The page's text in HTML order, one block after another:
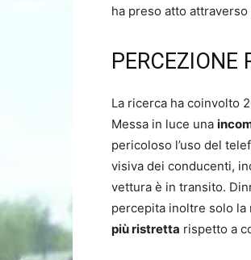
ha preso atto
PERCEZIONE
La ricerca ha coinvolto
Messa in luce una
pericoloso l’uso del
visiva dei conducenti,
vettura è in transito.
percepita inoltre solo la
più ristretta rispetto a